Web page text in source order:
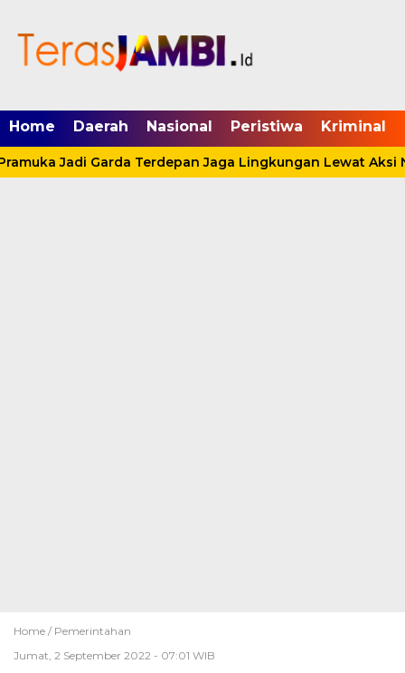
Home Daerah Nasional Peristiwa Kriminal
Jadi Garda Terdepan Jaga Lingkungan Lewat Aksi
Home / Pemerintahan
Jumat, 2 September 2022 - 07:01 WIB